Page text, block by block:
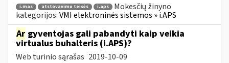
i.mas atstovavimo teisės i.aps
Mokesčių žinyno
kategorijos:VMI elektroninės sistemos » i.APS
Ar gyventojas gali pabandyti kaip veikia
virtualus buhalteris (i.APS)?
Web turinio sąrašas 2019-10-09